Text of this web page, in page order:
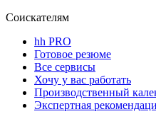
Соискателям
hh PRO
Готовое резюме
Все сервисы
Хочу у вас работать
Производственный
Экспертная